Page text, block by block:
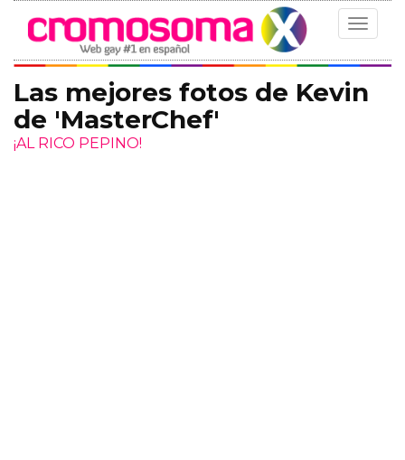
Toggle
Las mejores fotos de Kevin
de 'MasterChef'
¡AL RICO PEPINO!